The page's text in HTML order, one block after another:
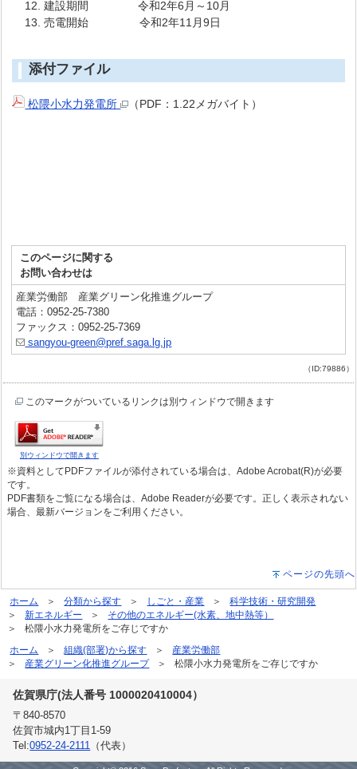
建設期間 令和2年6月～10月
売電開始 令和2年11月9日
添付ファイル
松隈小水力発電所 （PDF：1.22メガバイト）
このページに関する
お問い合わせは
産業労働部 産業グリーン化推進グループ
電話：0952-25-7380
ファックス：0952-25-7369
sangyou-green@pref.saga.lg.jp
（ID:79886）
このマークがついているリンクは別ウィンドウで開きます
別ウィンドウで開きます
※資料としてPDFファイルが添付されている場合は、Adobe Acrobat(R)が必要
です。
PDF書類をご覧になる場合は、Adobe Readerが必要です。正しく表示されない
場合、最新バージョンをご利用ください。
ページの先頭へ
ホーム 分類から探す しごと・産業
科学技術・研究開発
新エネルギー
その他のエネルギー(水素、地中熱等）
松隈小水力発電所をご存じですか
ホーム
組織(部署)から探す
産業労働部
産業グリーン化推進グループ
松隈小水力発電所をご存じですか
佐賀県庁(法人番号 1000020410004）
〒840-8570
佐賀市城内1丁目1-59
Tel:0952-24-2111 （代表）